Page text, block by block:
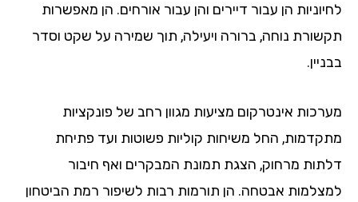
הן עבור דיירים והן עבור אורחים. הן מאפשרות
נוחה, ברורה ויעילה, תוך שמירה על שקט וסדר
אינטרקום מציעות מגוון רחב של פונקציות
החל משיחות קוליות פשוטות ועד פתיחת
מרחוק, הצגת תמונת המבקרים ואף חיבור
אבטחה. הן תורמות רבות לשיפור רמת הביטחון